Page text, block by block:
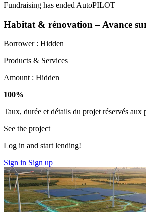
Fundraising has ended AutoPILOT
Habitat & rénovation – Avance
Borrower : Hidden
Products & Services
Amount : Hidden
100%
Taux, durée et détails du projet réservés aux
See the project
Log in and start lending!
Sign in Sign up